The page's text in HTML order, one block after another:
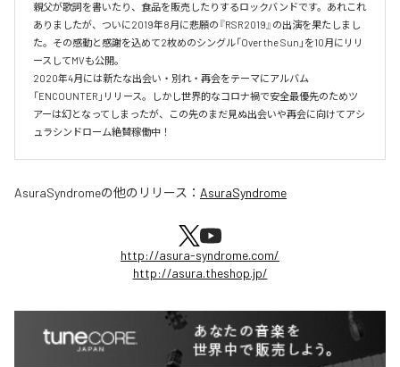
親父が歌詞を書いたり、食品を販売したりするロックバンドです。あれこれ
ありましたが、ついに2019年8月に悲願の『RSR2019』の出演を果たしまし
た。その感動と感謝を込めて2枚めのシングル「Over the Sun」を10月にリリ
ースしてMVも公開。
2020年4月には新たな出会い・別れ・再会をテーマにアルバム
「ENCOUNTER」リリース。しかし世界的なコロナ禍で安全最優先のためツ
アーは幻となってしまったが、この先のまだ見ぬ出会いや再会に向けてアシ
ュラシンドローム絶賛稼働中！
AsuraSyndromeの他のリリース： AsuraSyndrome
http://asura-syndrome.com/
http://asura.theshop.jp/